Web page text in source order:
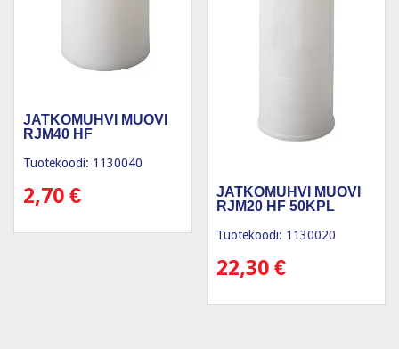
JATKOMUHVI MUOVI
RJM40 HF
Tuotekoodi: 1130040
2,70 €
JATKOMUHVI MUOVI
RJM20 HF 50KPL
Tuotekoodi: 1130020
22,30€